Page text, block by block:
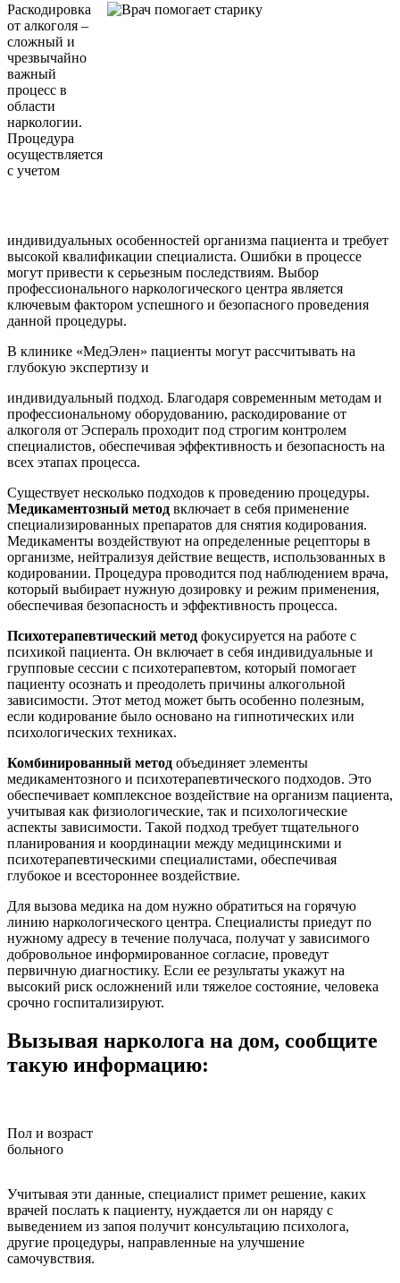
Раскодировка
от алкоголя –
сложный и
чрезвычайно
важный
процесс в
области
наркологии.
Процедура
осуществляется
с учетом
индивидуальных особенностей организма пациента и требует
высокой квалификации специалиста. Ошибки в процессе
могут привести к серьезным последствиям. Выбор
профессионального наркологического центра является
ключевым фактором успешного и безопасного проведения
данной процедуры.
В клинике «МедЭлен» пациенты могут рассчитывать на
глубокую экспертизу и
индивидуальный подход. Благодаря современным методам и
профессиональному оборудованию, раскодирование от
алкоголя от Эспераль проходит под строгим контролем
специалистов, обеспечивая эффективность и безопасность на
всех этапах процесса.
Существует несколько подходов к проведению процедуры.
Медикаментозный метод включает в себя применение
специализированных препаратов для снятия кодирования.
Медикаменты воздействуют на определенные рецепторы в
организме, нейтрализуя действие веществ, использованных в
кодировании. Процедура проводится под наблюдением врача,
который выбирает нужную дозировку и режим применения,
обеспечивая безопасность и эффективность процесса.
Психотерапевтический метод фокусируется на работе с
психикой пациента. Он включает в себя индивидуальные и
групповые сессии с психотерапевтом, который помогает
пациенту осознать и преодолеть причины алкогольной
зависимости. Этот метод может быть особенно полезным,
если кодирование было основано на гипнотических или
психологических техниках.
Комбинированный метод объединяет элементы
медикаментозного и психотерапевтического подходов. Это
обеспечивает комплексное воздействие на организм пациента,
учитывая как физиологические, так и психологические
аспекты зависимости. Такой подход требует тщательного
планирования и координации между медицинскими и
психотерапевтическими специалистами, обеспечивая
глубокое и всестороннее воздействие.
Для вызова медика на дом нужно обратиться на горячую
линию наркологического центра. Специалисты приедут по
нужному адресу в течение получаса, получат у зависимого
добровольное информированное согласие, проведут
первичную диагностику. Если ее результаты укажут на
высокий риск осложнений или тяжелое состояние, человека
срочно госпитализируют.
Вызывая нарколога на дом, сообщите
такую информацию:
Пол и возраст
больного
Учитывая эти данные, специалист примет решение, каких
врачей послать к пациенту, нуждается ли он наряду с
выведением из запоя получит консультацию психолога,
другие процедуры, направленные на улучшение
самочувствия.